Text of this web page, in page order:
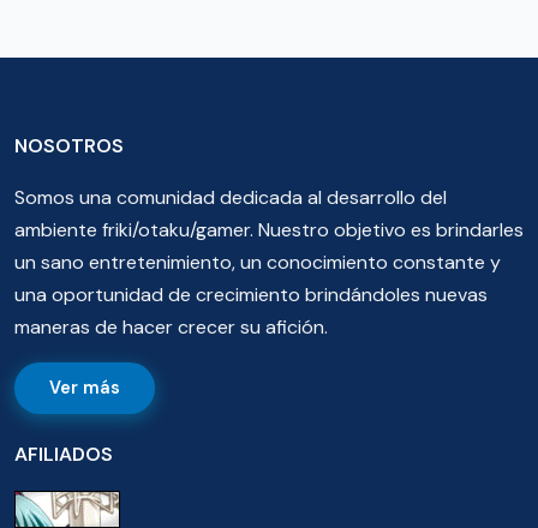
NOSOTROS
Somos una comunidad dedicada al desarrollo del
ambiente friki/otaku/gamer. Nuestro objetivo es brindarles
un sano entretenimiento, un conocimiento constante y
una oportunidad de crecimiento brindándoles nuevas
maneras de hacer crecer su afición.
Ver más
AFILIADOS